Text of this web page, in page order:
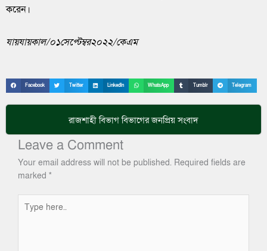
করেন।
যায়যায়কাল/০১সেপ্টেম্বর২০২২/কেএম
Facebook Twitter LinkedIn WhatsApp Tumblr Telegram
রাজশাহী বিভাগবিভাগের জনপ্রিয় সংবাদ
Leave a Comment
Your email address will not be published. Required fields are
marked *
here..